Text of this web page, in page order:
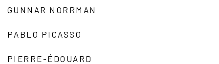
GUNNAR NORRMAN
PABLO PICASSO
PIERRE-ÉDOUARD